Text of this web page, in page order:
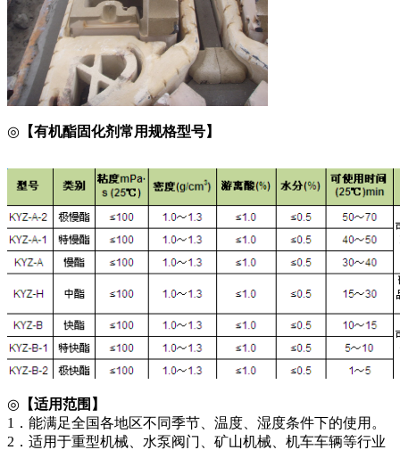
◎ 【有机酯固化剂常用规格型号】
◎ 【适用范围】
1．能满足全国各地区不同季节、温度、湿度条件下的使用。
2．适用于重型机械、水泵阀门、矿山机械、机车车辆等行业